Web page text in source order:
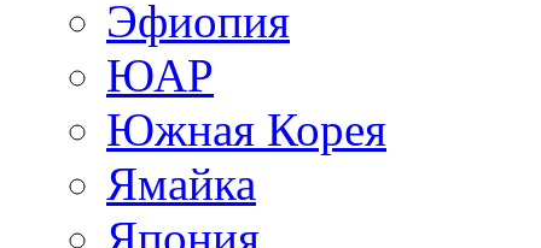
Эфиопия
ЮАР
Южная Корея
Ямайка